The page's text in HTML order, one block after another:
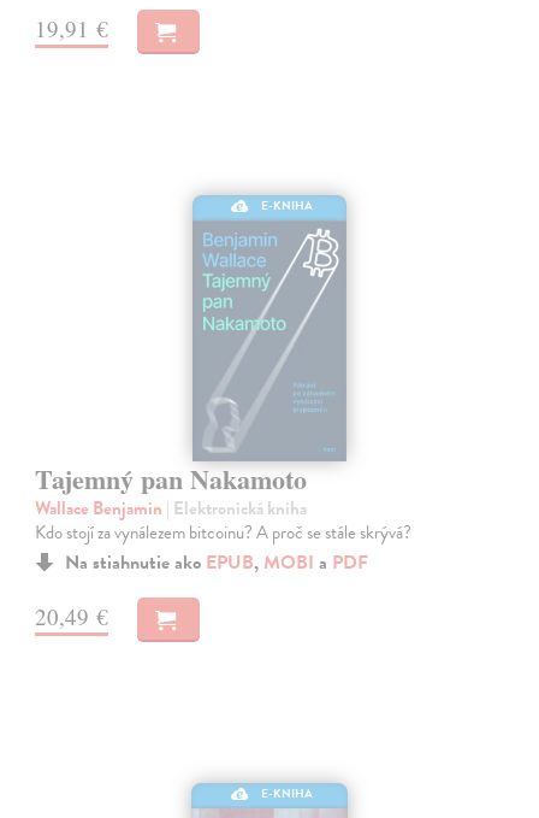
19,91 €
E-KNIHA
Tajemný pan Nakamoto
Wallace Benjamin | Elektronická kniha
Kdo stojí za vynálezem bitcoinu? A proč se stále skrývá?
Na stiahnutie ako EPUB, MOBI a PDF
20,49 €
E-KNIHA